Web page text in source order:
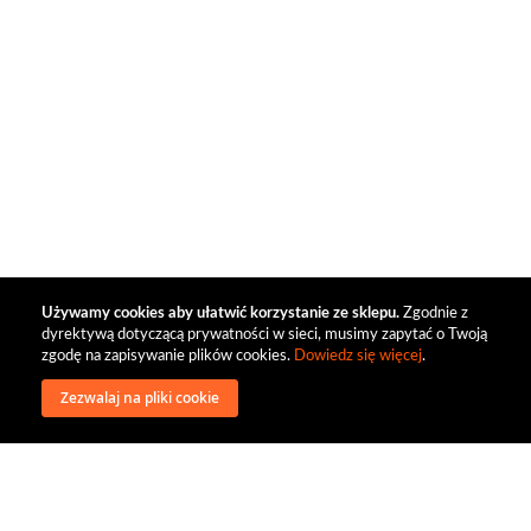
Używamy cookies aby ułatwić korzystanie ze sklepu. Zgodnie z
dyrektywą dotyczącą prywatności w sieci, musimy zapytać o Twoją
zgodę na zapisywanie plików cookies. Dowiedz się więcej.
Zezwalaj na pliki cookie